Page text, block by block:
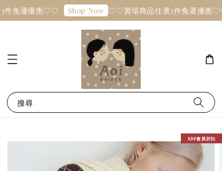
免運優惠♡♡ Shop Now ♡♡賣場商品任選3件免運優惠
搜尋
KBF會員折扣